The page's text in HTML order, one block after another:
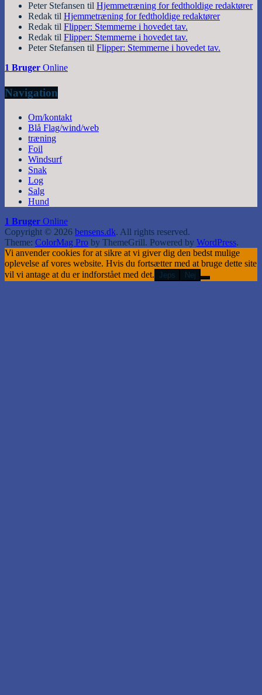
Peter Stefansen til Hjemmetræning for fedtholdige redaktører
Redak til Hjemmetræning for fedtholdige redaktører
Redak til Flipper: Stemmerne i hovedet tav.
Redak til Flipper: Stemmerne i hovedet tav.
Peter Stefansen til Flipper: Stemmerne i hovedet tav.
1 Bruger Online
Navigation
Om/kontakt
Blå Flag/wind/web
træning
Foil
Windsurf
Snak
Log
Salg
Hund
1 Bruger Online
Copyright © 2026 bensens.dk. All rights reserved.
Theme: ColorMag Pro by ThemeGrill. Powered by WordPress.
Vi anvender cookies for at sikre at vi giver dig den bedst mulige
oplevelse af vores website. Hvis du fortsætter med at bruge dette site
vil vi antage at du er indforstået med det. Jeps Nej